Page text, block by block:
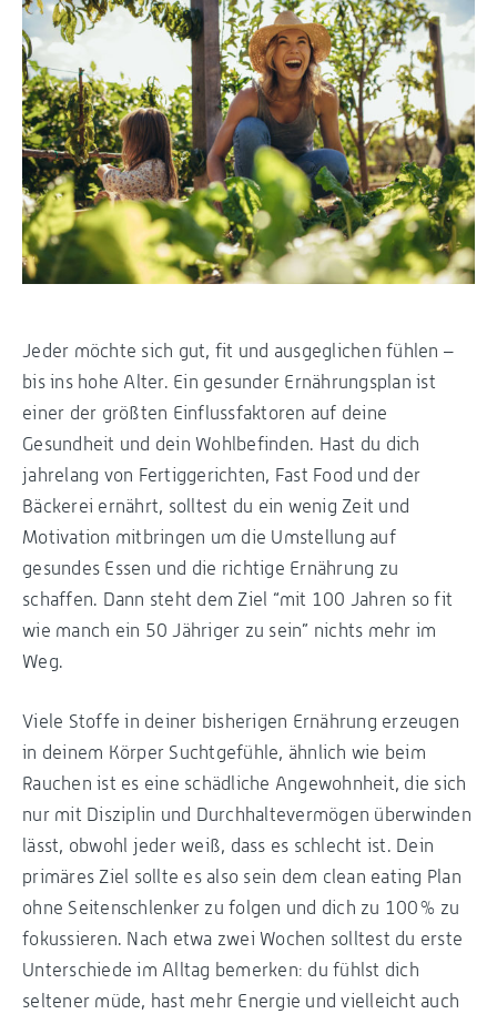
Jeder möchte sich gut, fit und ausgeglichen fühlen –
bis ins hohe Alter. Ein gesunder Ernährungsplan ist
einer der größten Einflussfaktoren auf deine
Gesundheit und dein Wohlbefinden. Hast du dich
jahrelang von Fertiggerichten, Fast Food und der
Bäckerei ernährt, solltest du ein wenig Zeit und
Motivation mitbringen um die Umstellung auf
gesundes Essen und die richtige Ernährung zu
schaffen. Dann steht dem Ziel “mit 100 Jahren so fit
wie manch ein 50 Jähriger zu sein” nichts mehr im
Weg.
Viele Stoffe in deiner bisherigen Ernährung erzeugen
in deinem Körper Suchtgefühle, ähnlich wie beim
Rauchen ist es eine schädliche Angewohnheit, die sich
nur mit Disziplin und Durchhaltevermögen überwinden
lässt, obwohl jeder weiß, dass es schlecht ist. Dein
primäres Ziel sollte es also sein dem clean eating Plan
ohne Seitenschlenker zu folgen und dich zu 100% zu
fokussieren. Nach etwa zwei Wochen solltest du erste
Unterschiede im Alltag bemerken: du fühlst dich
seltener müde, hast mehr Energie und vielleicht auch